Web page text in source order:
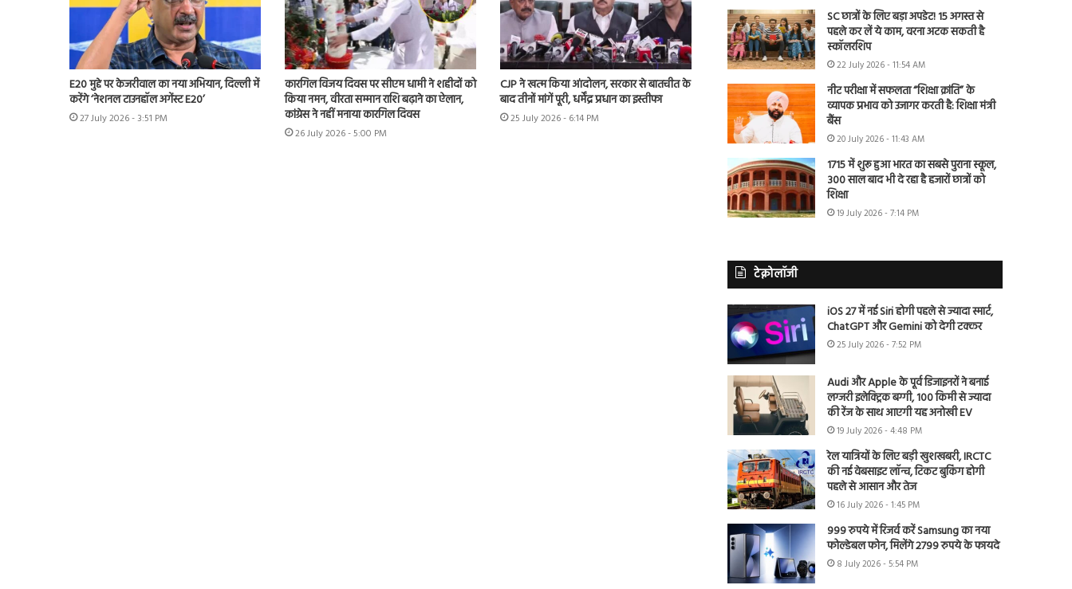
E20 मुद्दे पर केजरीवाल का नया अभियान, दिल्ली में
करेंगे ‘नेशनल टाउनहॉल अगेंस्ट E20’
27 July 2026 - 3:51 PM
कारगिल विजय दिवस पर सीएम धामी ने शहीदों को
किया नमन, वीरता सम्मान राशि बढ़ाने का ऐलान,
कांग्रेस ने नहीं मनाया कारगिल दिवस
26 July 2026 - 5:00 PM
CJP ने खत्म किया आंदोलन, सरकार से बातचीत के
बाद तीनों मांगें पूरी, धर्मेंद्र प्रधान का इस्तीफा
25 July 2026 - 6:14 PM
SC छात्रों के लिए बड़ा अपडेट! 15 अगस्त से
पहले कर लें ये काम, वरना अटक सकती है
स्कॉलरशिप
22 July 2026 - 11:54 AM
नीट परीक्षा में सफलता “शिक्षा क्रांति” के
व्यापक प्रभाव को उजागर करती है: शिक्षा मंत्री
बैंस
20 July 2026 - 11:43 AM
1715 में शुरू हुआ भारत का सबसे पुराना स्कूल,
300 साल बाद भी दे रहा है हजारों छात्रों को
शिक्षा
19 July 2026 - 7:14 PM
टेक्नोलॉजी
iOS 27 में नई Siri होगी पहले से ज्यादा स्मार्ट,
ChatGPT और Gemini को देगी टक्कर
25 July 2026 - 7:52 PM
Audi और Apple के पूर्व डिजाइनरों ने बनाई
लग्जरी इलेक्ट्रिक बग्गी, 100 किमी से ज्यादा
की रेंज के साथ आएगी यह अनोखी EV
19 July 2026 - 4:48 PM
रेल यात्रियों के लिए बड़ी खुशखबरी, IRCTC
की नई वेबसाइट लॉन्च, टिकट बुकिंग होगी
पहले से आसान और तेज
16 July 2026 - 1:45 PM
999 रुपये में रिजर्व करें Samsung का नया
फोल्डेबल फोन, मिलेंगे 2799 रुपये के फायदे
8 July 2026 - 5:54 PM